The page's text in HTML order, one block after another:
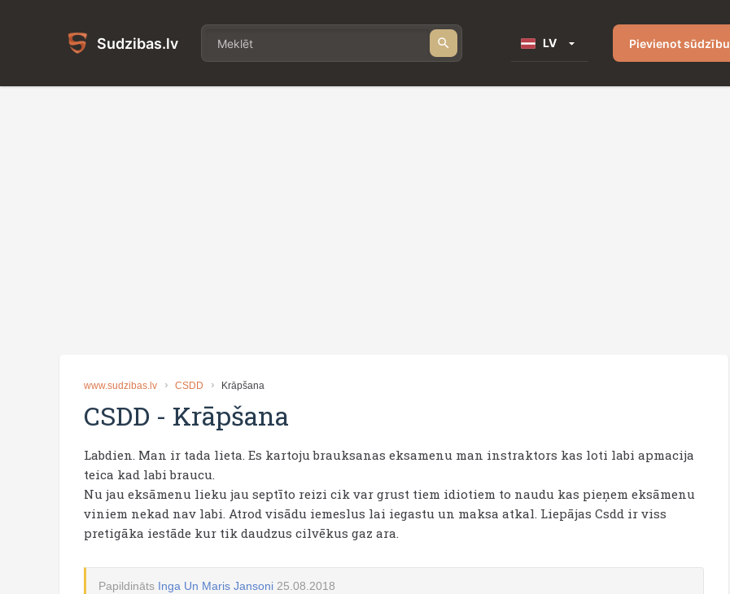
Sudzibas.lv LV Pievienot sūdzību
www.sudzibas.lv CSDD Krāpšana
CSDD - Krāpšana
Labdien. Man ir tada lieta. Es kartoju brauksanas eksamenu man instraktors kas loti labi apmacija
teica kad labi braucu.
Nu jau eksāmenu lieku jau septīto reizi cik var grust tiem idiotiem to naudu kas pieņem eksāmenu
viniem nekad nav labi. Atrod visādu iemeslus lai iegastu un maksa atkal. Liepājas Csdd ir viss
pretigāka iestāde kur tik daudzus cilvēkus gaz ara.
Papildināts Inga Un Maris Jansoni 25.08.2018